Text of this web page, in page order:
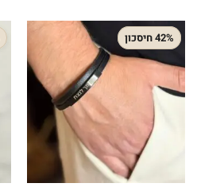
42% חיסכון